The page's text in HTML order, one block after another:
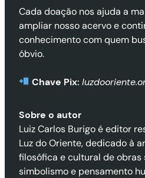
Cada doação nos ajuda a
ampliar nosso acervo e
conhecimento com quem
óbvio.
Chave Pix:
Sobre o autor
Luiz Carlos Burigo é editor
Luz do Oriente, dedicado à
filosófica e cultural de
simbolismo e pensamento